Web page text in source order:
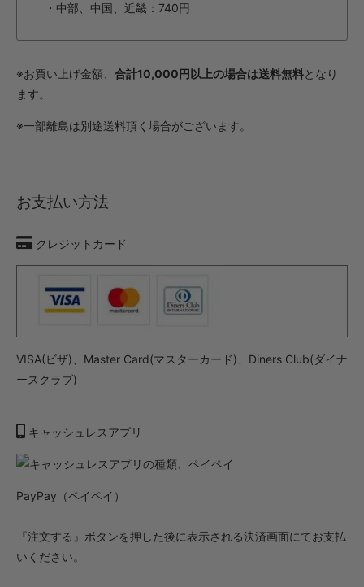
・中部、中国、近畿：740円
※お買い上げ金額、 合計10,000円以上の場合は送料無料となり
ます。
※一部離島は別途送料頂く場合がございます。
お支払い方法
クレジットカード
VISA(ビザ)、Master Card(マスターカード)、Diners Club(ダイナ
ースクラブ)
キャッシュレスアプリ
PayPay（ペイペイ）
『注文する』ボタンを押した後に表示される決済画面にてお支払
いください。